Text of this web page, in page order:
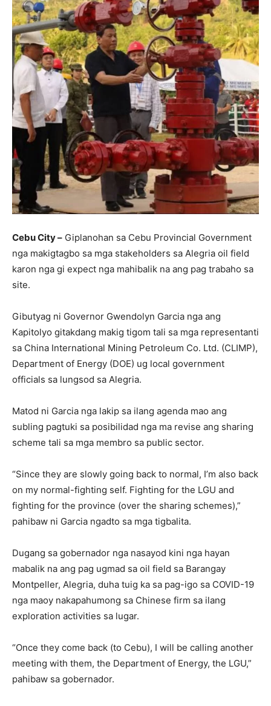
Cebu City – Giplanohan sa Cebu Provincial Government
nga makigtagbo sa mga stakeholders sa Alegria oil field
karon nga gi expect nga mahibalik na ang pag trabaho sa
site.
Gibutyag ni Governor Gwendolyn Garcia nga ang
Kapitolyo gitakdang makig tigom tali sa mga representanti
sa China International Mining Petroleum Co. Ltd. (CLIMP),
Department of Energy (DOE) ug local government
officials sa lungsod sa Alegria.
Matod ni Garcia nga lakip sa ilang agenda mao ang
subling pagtuki sa posibilidad nga ma revise ang sharing
scheme tali sa mga membro sa public sector.
“Since they are slowly going back to normal, I’m also back
on my normal-fighting self. Fighting for the LGU and
fighting for the province (over the sharing schemes),”
pahibaw ni Garcia ngadto sa mga tigbalita.
Dugang sa gobernador nga nasayod kini nga hayan
mabalik na ang pag ugmad sa oil field sa Barangay
Montpeller, Alegria, duha tuig ka sa pag-igo sa COVID-19
nga maoy nakapahumong sa Chinese firm sa ilang
exploration activities sa lugar.
“Once they come back (to Cebu), I will be calling another
meeting with them, the Department of Energy, the LGU,”
pahibaw sa gobernador.